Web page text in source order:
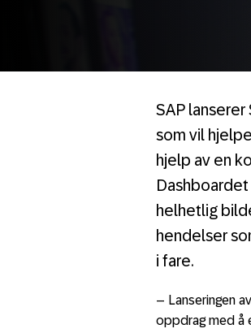
SAP
som vil
hjelp av en
helhetlig
hendelser
i fare.
– Lanseringen
oppdrag med å